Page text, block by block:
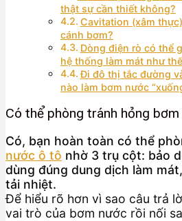
thật sự cần thiết không?
Cavitation (xâm
cánh bơm?
Dòng điện rò có thể
hệ thống làm mát như
Đi đô thị tắc đường
nào làm bơm nước
Có thể phòng tránh hỏng
Có, bạn hoàn toàn có thể
nước ô tô nhờ 3 trụ cột: bảo
dùng đúng dung dịch làm
tải nhiệt.
Để hiểu rõ hơn vì sao câu trả
vai trò của bơm nước rồi nối